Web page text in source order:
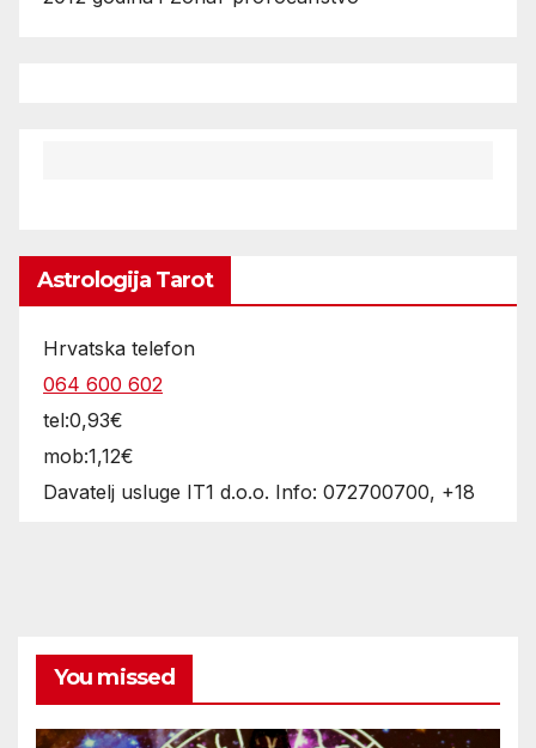
Astrologija Tarot
Hrvatska telefon
064 600 602
tel:0,93€
mob:1,12€
Davatelj usluge IT1 d.o.o. Info: 072700700, +18
You missed